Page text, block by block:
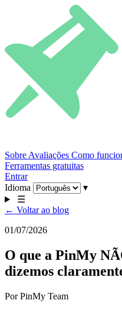
Sobre Avaliações Como
Ferramentas gratuitas
Entrar
Idioma
▾
☰
← Voltar ao blog
01/07/2026
O que a PinMy
dizemos
Por PinMy Team